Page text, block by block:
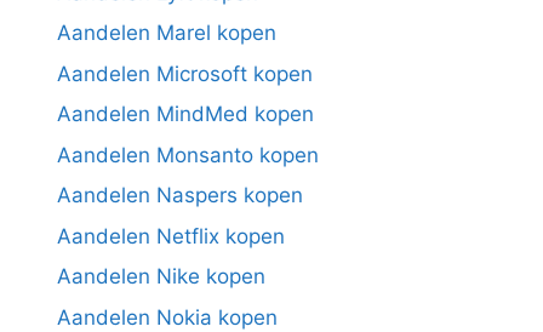
Aandelen Marel kopen
Aandelen Microsoft kopen
Aandelen MindMed kopen
Aandelen Monsanto kopen
Aandelen Naspers kopen
Aandelen Netflix kopen
Aandelen Nike kopen
Aandelen Nokia kopen